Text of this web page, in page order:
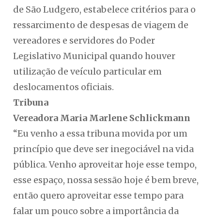
de São Ludgero, estabelece critérios para o
ressarcimento de despesas de viagem de
vereadores e servidores do Poder
Legislativo Municipal quando houver
utilização de veículo particular em
deslocamentos oficiais.
Tribuna
Vereadora Maria Marlene Schlickmann
“Eu venho a essa tribuna movida por um
princípio que deve ser inegociável na vida
pública. Venho aproveitar hoje esse tempo,
esse espaço, nossa sessão hoje é bem breve,
então quero aproveitar esse tempo para
falar um pouco sobre a importância da